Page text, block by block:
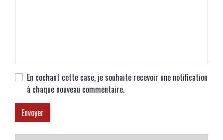
En cochant cette case, je souhaite recevoir une notification
à chaque nouveau commentaire.